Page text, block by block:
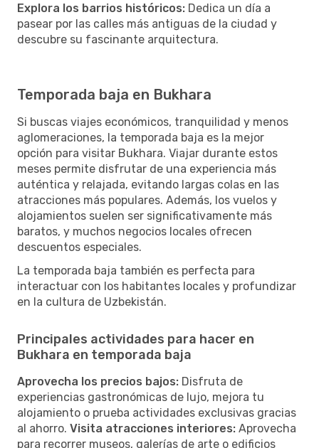
Explora los barrios históricos: Dedica un día a
pasear por las calles más antiguas de la ciudad y
descubre su fascinante arquitectura.
Temporada baja en Bukhara
Si buscas viajes económicos, tranquilidad y menos
aglomeraciones, la temporada baja es la mejor
opción para visitar Bukhara. Viajar durante estos
meses permite disfrutar de una experiencia más
auténtica y relajada, evitando largas colas en las
atracciones más populares. Además, los vuelos y
alojamientos suelen ser significativamente más
baratos, y muchos negocios locales ofrecen
descuentos especiales.
La temporada baja también es perfecta para
interactuar con los habitantes locales y profundizar
en la cultura de Uzbekistán.
Principales actividades para hacer en
Bukhara en temporada baja
Aprovecha los precios bajos: Disfruta de
experiencias gastronómicas de lujo, mejora tu
alojamiento o prueba actividades exclusivas gracias
al ahorro. Visita atracciones interiores: Aprovecha
para recorrer museos, galerías de arte o edificios